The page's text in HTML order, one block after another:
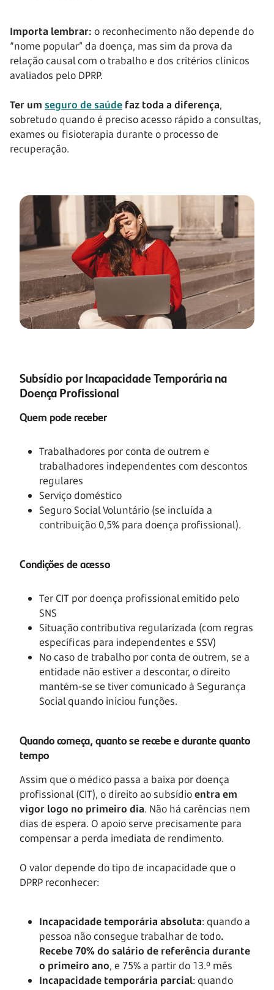
Importa lembrar: o reconhecimento não depende do
“nome popular” da doença, mas sim da prova da
relação causal com o trabalho e dos critérios clínicos
avaliados pelo DPRP.
Ter um seguro de saúde faz toda a diferença,
sobretudo quando é preciso acesso rápido a consultas,
exames ou fisioterapia durante o processo de
recuperação.
Subsídio por Incapacidade Temporária na
Doença Profissional
Quem pode receber
Trabalhadores por conta de outrem e
trabalhadores independentes com descontos
regulares
Serviço doméstico
Seguro Social Voluntário (se incluída a
contribuição 0,5% para doença profissional).
Condições de acesso
Ter CIT por doença profissional emitido pelo
SNS
Situação contributiva regularizada (com regras
específicas para independentes e SSV)
No caso de trabalho por conta de outrem, se a
entidade não estiver a descontar, o direito
mantém-se se tiver comunicado à Segurança
Social quando iniciou funções.
Quando começa, quanto se recebe e durante quanto
tempo
Assim que o médico passa a baixa por doença
profissional (CIT), o direito ao subsídioentra em
vigor logo no primeiro dia. Não há carências nem
dias de espera. O apoio serve precisamente para
compensar a perda imediata de rendimento.
O valor depende do tipo de incapacidade que o
DPRP reconhecer:
Incapacidade temporária absoluta: quando a
pessoa não consegue trabalhar de todo.
Recebe 70% do salário de referência durante
o primeiro ano, e 75% a partir do 13.º mês
Incapacidade temporária parcial: quando